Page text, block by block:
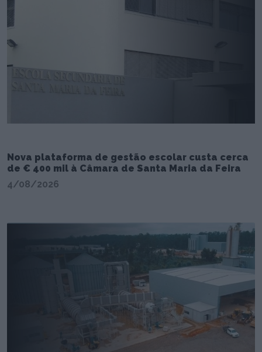
Nova plataforma de gestão escolar custa cerca
de € 400 mil à Câmara de Santa Maria da Feira
4/08/2026